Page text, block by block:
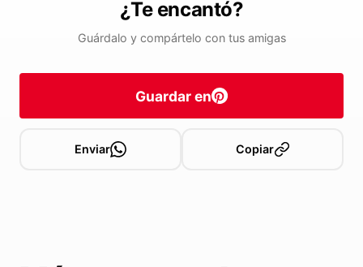
¿Te encantó?
Guárdalo y compártelo con tus amigas
Guardar en
Enviar Copiar